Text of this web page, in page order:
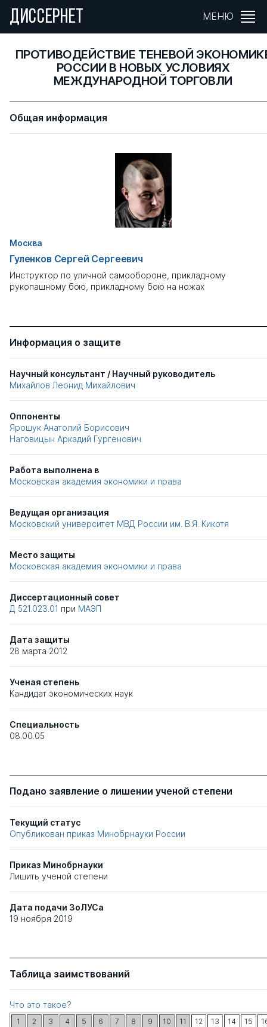
ДИССЕРНЕТ МЕНЮ
ПРОТИВОДЕЙСТВИЕ ТЕНЕВОЙ
РОССИИ В НОВЫХ УСЛОВИЯХ
МЕЖДУНАРОДНОЙ ТОРГОВЛИ
Общая информация
Москва
Гуленков Сергей Сергеевич
Инструктор по уличной самообороне, прикладному
рукопашному бою, прикладному бою на ножах
Информация о защите
Научный консультант / Научный руководитель
Михайлов Леонид Михайлович
Оппоненты
Ярошук Анатолий Борисович
Наговицын Аркадий Гургенович
Работа выполнена в
Московская академия экономики и права
Ведущая организация
Московский университет МВД России им. В.Я. Кикотя
Место защиты
Московская академия экономики и права
Диссертационный совет
Д 521.023.01 при МАЭП
Дата защиты
28 марта 2012
Ученая степень
Кандидат экономических наук
Специальность
08.00.05
Подано заявление о лишении ученой степени
Текущий статус
Опубликован приказ Минобрнауки России
Приказ Минобрнауки
Лишить ученой степени
Дата подачи ЗоЛУСа
19 ноября 2019
Таблица заимствований
Что это такое?
1 2 3 4 5 6 7 8 9 10 11 12 13 14 15